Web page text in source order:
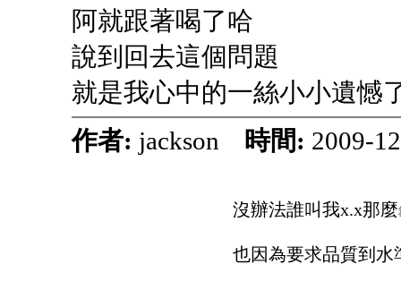
阿就跟著喝了哈
說到回去這個問題
就是我心中的一絲小小遺憾
作者: jackson 時間: 2009-
沒辦法誰叫我x.x那
也因為要求品質到水